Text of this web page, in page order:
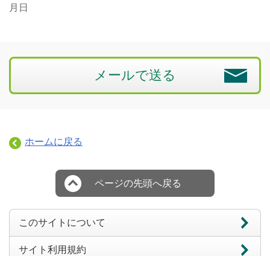
月日
メールで送る
ホームに戻る
ページの先頭へ戻る
このサイトについて
サイト利用規約